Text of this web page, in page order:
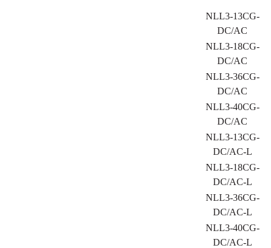
NLL3-13CG-
DC/AC
NLL3-18CG-
DC/AC
NLL3-36CG-
DC/AC
NLL3-40CG-
DC/AC
NLL3-13CG-
DC/AC-L
NLL3-18CG-
DC/AC-L
NLL3-36CG-
DC/AC-L
NLL3-40CG-
DC/AC-L